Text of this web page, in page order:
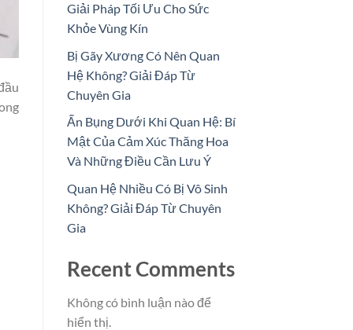
Giải Pháp Tối Ưu Cho Sức
Khỏe Vùng Kín
Bị Gãy Xương Có Nên Quan
Hệ Không? Giải Đáp Từ
Chuyên Gia
Ấn Bụng Dưới Khi Quan Hệ: Bí
Mật Của Cảm Xúc Thăng Hoa
Và Những Điều Cần Lưu Ý
Quan Hệ Nhiều Có Bị Vô Sinh
Không? Giải Đáp Từ Chuyên
Gia
Recent Comments
Không có bình luận nào để
hiển thị.